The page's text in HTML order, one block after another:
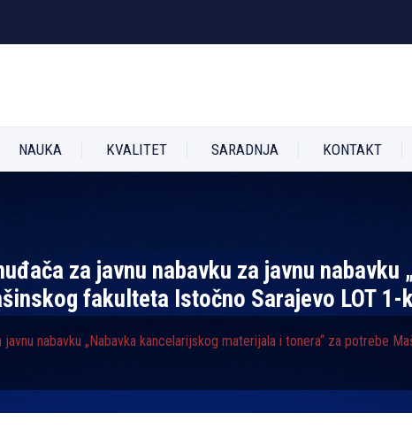
NAUKA KVALITET SARADNJA KONTAKT
za javnu nabavku za javnu
fakulteta Istočno Sarajevo LOT
nabavku „Nabavka kancelarijskog materijala i tonera“ za potrebe